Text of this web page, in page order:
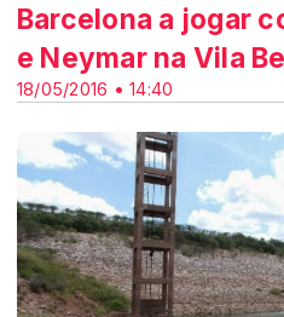
18/05/2016 • 14:40
Barcelona a jogar
e Neymar na Vila